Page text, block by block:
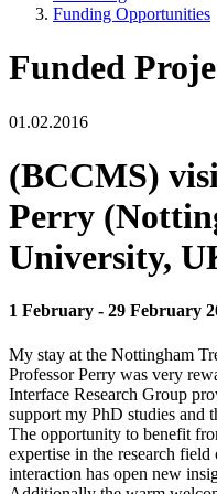
Funding Opportunities
Funded
01.02.2016
(BCCMS)
Perry
University,
1 February - 29 February
My stay at the Nottingham
Professor Perry was very
Interface Research Group
support my PhD studies and
The opportunity to benefit
expertise in the research
interaction has open new